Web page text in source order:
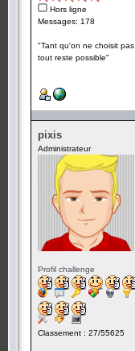
Hors ligne
Messages: 178
"Tant qu'on ne choisit pas
tout reste possible"
pixis
Administrateur
Profil challenge
Classement : 27/55625